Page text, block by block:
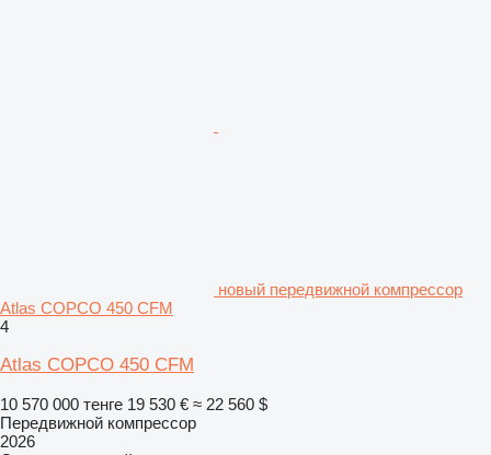
новый передвижной компрессор
Atlas COPCO 450 CFM
4
Atlas COPCO 450 CFM
10 570 000 тенге 19 530 € ≈ 22 560 $
Передвижной компрессор
2026